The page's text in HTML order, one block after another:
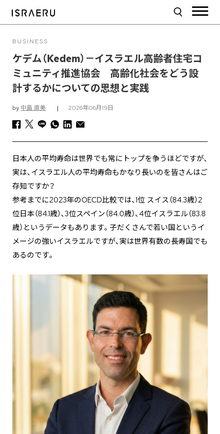
BUSINESS
ケデム（Kedem）－イスラエル高齢者住宅コ
ミュニティ推進協会 高齢化社会をどう設
計するかについての思想と実践
by 中島 直美 | 2026年06月19日
日本人の平均寿命は世界でも常にトップを争うほどですが、
実は、イスラエル人の平均寿命もかなり長いのを皆さんはご
存知ですか？
参考までに2023年のOECD比較では、1位 スイス（84.3歳）2
位日本（84.1歳）、3位スペイン（84.0歳）、4位イスラエル（83.8
歳）というデータもあります。子だくさんで若い国というイ
メージの強いイスラエルですが、実は世界有数の長寿国でも
あるのです。